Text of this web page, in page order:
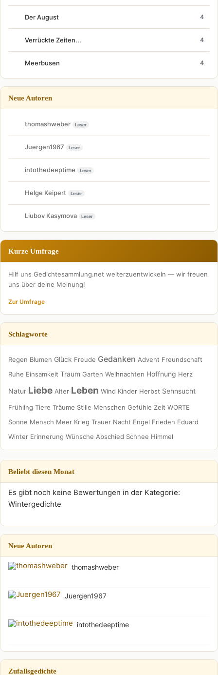
Der August 4
Verrückte Zeiten... 4
Meerbusen 4
Neue Autoren
thomashweber Leser
Juergen1967 Leser
intothedeeptime Leser
Helge Keipert Leser
Liubov Kasymova Leser
Kurze Umfrage
Hilf uns Gedichtesammlung.net weiterzuentwickeln — wir freuen
uns über deine Meinung!
Zur Umfrage
Schlagworte
Regen Blumen Glück Freude Gedanken Advent Freundschaft
Ruhe Einsamkeit Traum Garten Weihnachten Hoffnung Herz
Natur Liebe Alter Leben Wind Kinder Herbst Sehnsucht
Frühling Tiere Träume Stille Menschen Gefühle Zeit WORTE
Sonne Mensch Meer Krieg Trauer Nacht Engel Frieden Eduard
Winter Erinnerung Wünsche Abschied Schnee Himmel
Beliebt diesen Monat
Es gibt noch keine Bewertungen in der Kategorie:
Wintergedichte
Neue Autoren
thomashweber
Juergen1967
intothedeeptime
Zufallsgedichte